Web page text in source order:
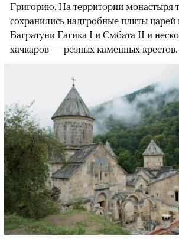
Григорию. На территории монастыря
сохранились надгробные плиты царей
Багратуни Гагика I и Смбата II и
хачкаров — резных каменных крестов.